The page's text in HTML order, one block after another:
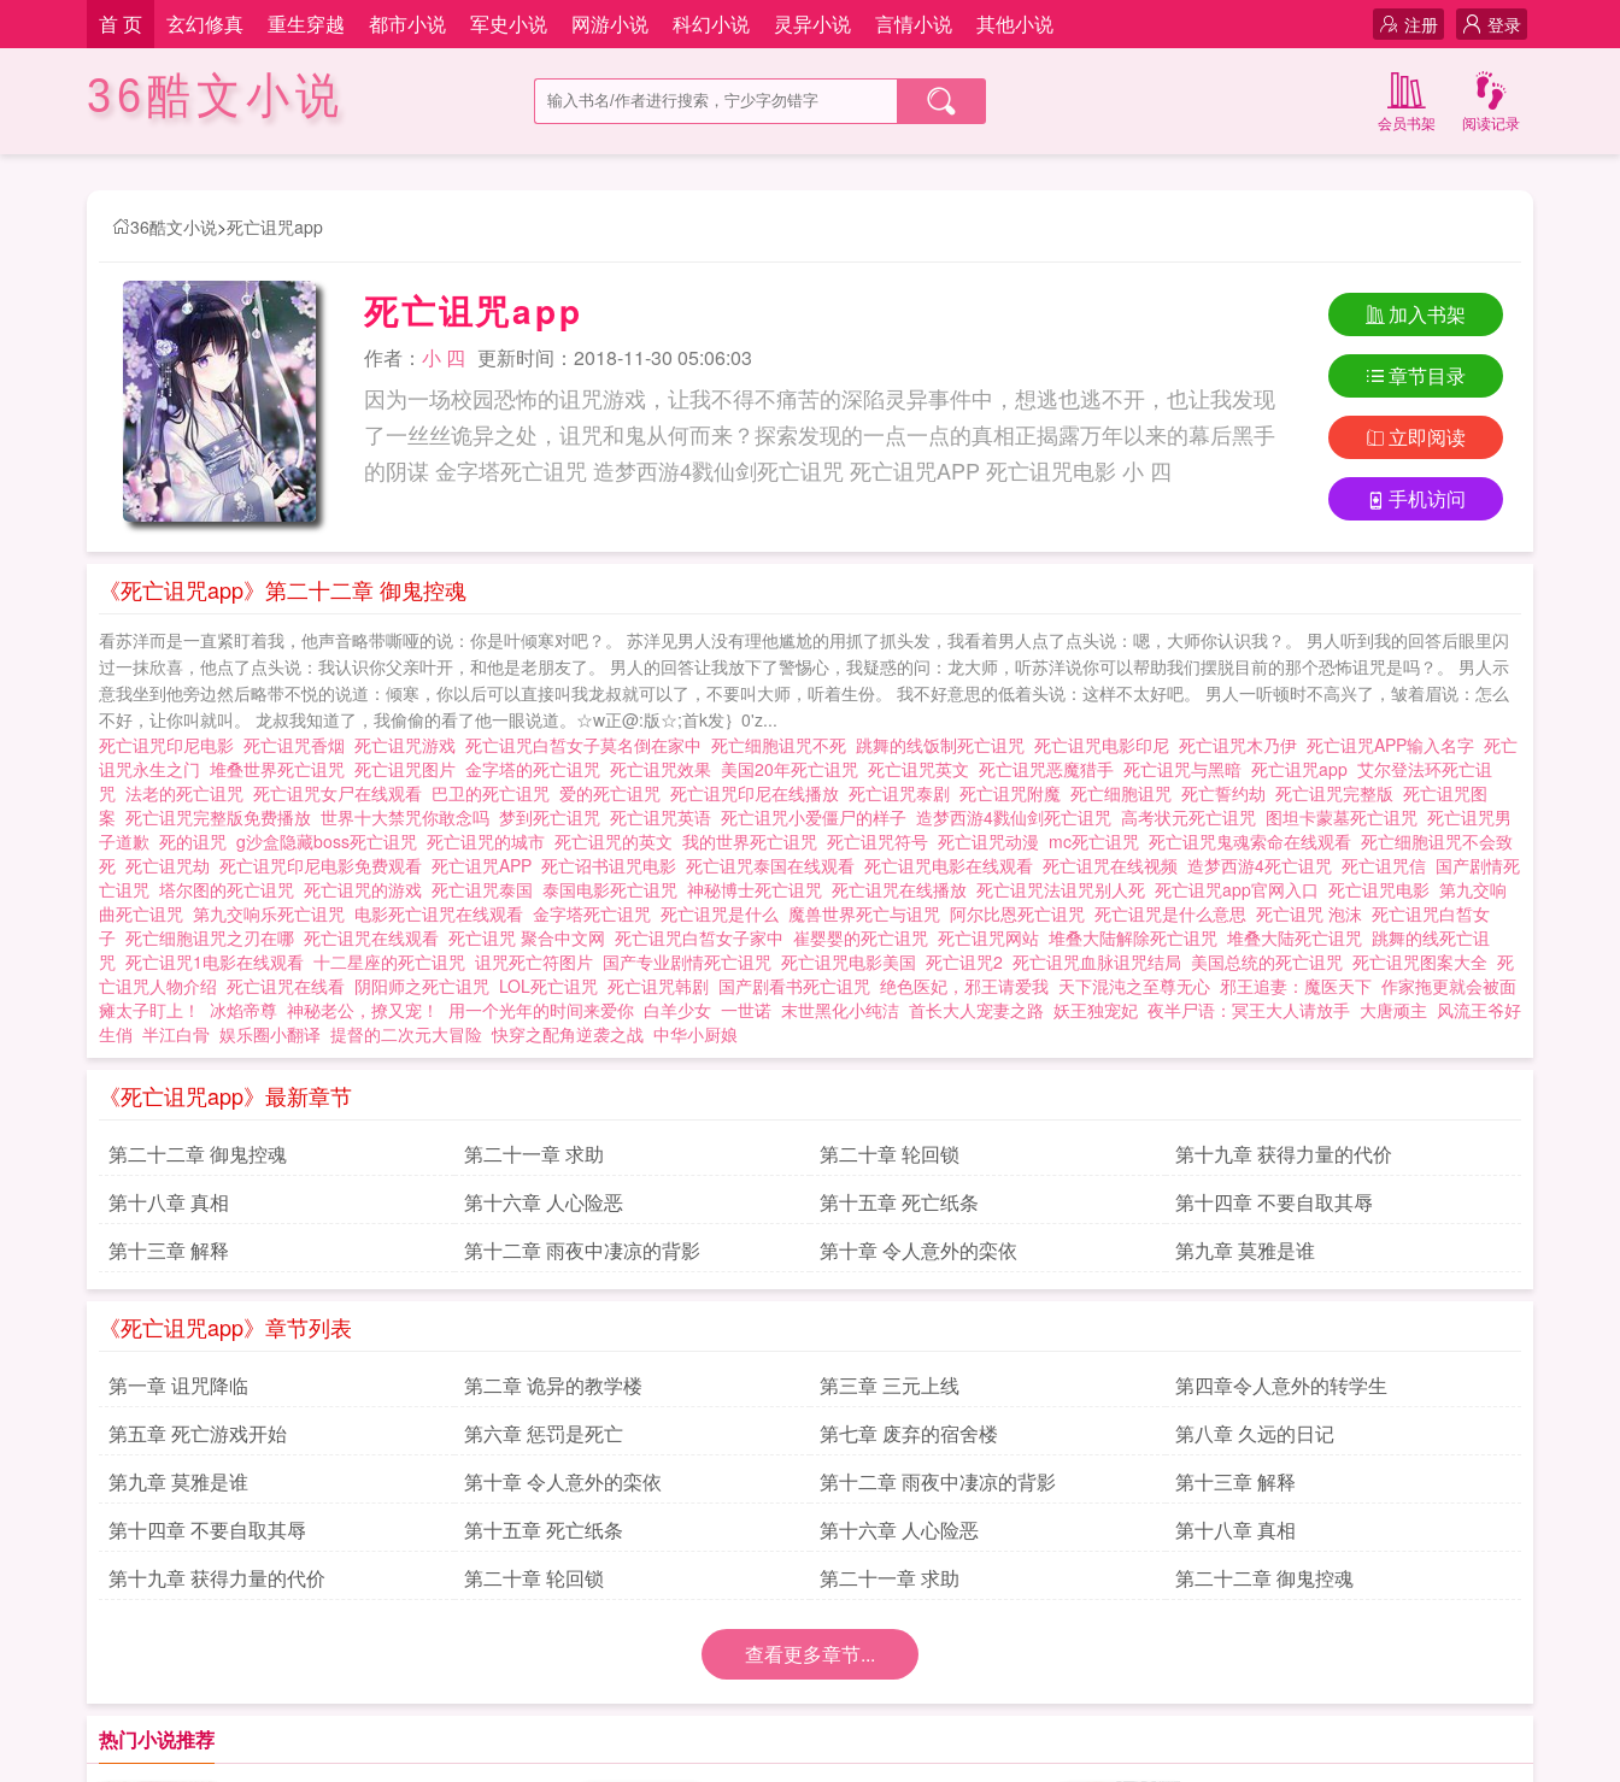
首 页 玄幻修真 重生穿越 都市小说 军史小说 网游小说 科幻小说 灵异小说 言情小说 其他小说 登录
注册
36酷文小说 阅读记录
会员书架
36酷文小说>死亡诅咒app
死亡诅咒app
作者： 小 四 更新时间：2018-11-30 05:06:03
因为一场校园恐怖的诅咒游戏，让我不得不痛苦的深陷灵异事件中，想逃也逃不开，也让我发现
了一丝丝诡异之处，诅咒和鬼从何而来？探索发现的一点一点的真相正揭露万年以来的幕后黑手
的阴谋 金字塔死亡诅咒 造梦西游4戮仙剑死亡诅咒 死亡诅咒APP 死亡诅咒电影 小 四
加入书架
章节目录
立即阅读
手机访问
《死亡诅咒app》第二十二章 御鬼控魂
看苏洋而是一直紧盯着我，他声音略带嘶哑的说：你是叶倾寒对吧？。 苏洋见男人没有理他尴尬的用抓了抓头发，我看着男人点了点头说：嗯，大师你认识我？。 男人听到我的回答后眼里闪
过一抹欣喜，他点了点头说：我认识你父亲叶开，和他是老朋友了。 男人的回答让我放下了警惕心，我疑惑的问：龙大师，听苏洋说你可以帮助我们摆脱目前的那个恐怖诅咒是吗？。 男人示
意我坐到他旁边然后略带不悦的说道：倾寒，你以后可以直接叫我龙叔就可以了，不要叫大师，听着生份。 我不好意思的低着头说：这样不太好吧。 男人一听顿时不高兴了，皱着眉说：怎么
不好，让你叫就叫。 龙叔我知道了，我偷偷的看了他一眼说道。☆w正@:版☆;首k发｝0'z...
死亡诅咒印尼电影 死亡诅咒香烟 死亡诅咒游戏 死亡诅咒白皙女子莫名倒在家中 死亡细胞诅咒不死 跳舞的线饭制死亡诅咒 死亡诅咒电影印尼 死亡诅咒木乃伊 死亡诅咒APP输入名字 死亡
诅咒永生之门 堆叠世界死亡诅咒 死亡诅咒图片 金字塔的死亡诅咒 死亡诅咒效果 美国20年死亡诅咒 死亡诅咒英文 死亡诅咒恶魔猎手 死亡诅咒与黑暗 死亡诅咒app 艾尔登法环死亡诅
咒 法老的死亡诅咒 死亡诅咒女尸在线观看 巴卫的死亡诅咒 爱的死亡诅咒 死亡诅咒印尼在线播放 死亡诅咒泰剧 死亡诅咒附魔 死亡细胞诅咒 死亡誓约劫 死亡诅咒完整版 死亡诅咒图
案 死亡诅咒完整版免费播放 世界十大禁咒你敢念吗 梦到死亡诅咒 死亡诅咒英语 死亡诅咒小爱僵尸的样子 造梦西游4戮仙剑死亡诅咒 高考状元死亡诅咒 图坦卡蒙墓死亡诅咒 死亡诅咒男
子道歉 死的诅咒 g沙盒隐藏boss死亡诅咒 死亡诅咒的城市 死亡诅咒的英文 我的世界死亡诅咒 死亡诅咒符号 死亡诅咒动漫 mc死亡诅咒 死亡诅咒鬼魂索命在线观看 死亡细胞诅咒不会致
死 死亡诅咒劫 死亡诅咒印尼电影免费观看 死亡诅咒APP 死亡诏书诅咒电影 死亡诅咒泰国在线观看 死亡诅咒电影在线观看 死亡诅咒在线视频 造梦西游4死亡诅咒 死亡诅咒信 国产剧情死
亡诅咒 塔尔图的死亡诅咒 死亡诅咒的游戏 死亡诅咒泰国 泰国电影死亡诅咒 神秘博士死亡诅咒 死亡诅咒在线播放 死亡诅咒法诅咒别人死 死亡诅咒app官网入口 死亡诅咒电影 第九交响
曲死亡诅咒 第九交响乐死亡诅咒 电影死亡诅咒在线观看 金字塔死亡诅咒 死亡诅咒是什么 魔兽世界死亡与诅咒 阿尔比恩死亡诅咒 死亡诅咒是什么意思 死亡诅咒 泡沫 死亡诅咒白皙女
子 死亡细胞诅咒之刃在哪 死亡诅咒在线观看 死亡诅咒 聚合中文网 死亡诅咒白皙女子家中 崔婴婴的死亡诅咒 死亡诅咒网站 堆叠大陆解除死亡诅咒 堆叠大陆死亡诅咒 跳舞的线死亡诅
咒 死亡诅咒1电影在线观看 十二星座的死亡诅咒 诅咒死亡符图片 国产专业剧情死亡诅咒 死亡诅咒电影美国 死亡诅咒2 死亡诅咒血脉诅咒结局 美国总统的死亡诅咒 死亡诅咒图案大全 死
亡诅咒人物介绍 死亡诅咒在线看 阴阳师之死亡诅咒 LOL死亡诅咒 死亡诅咒韩剧 国产剧看书死亡诅咒 绝色医妃，邪王请爱我 天下混沌之至尊无心 邪王追妻：魔医天下 作家拖更就会被面
瘫太子盯上！
冰焰帝尊 神秘老公，撩又宠！ 用一个光年的时间来爱你 白羊少女 一世诺 末世黑化小纯洁 首长大人宠妻之路 妖王独宠妃 夜半尸语：冥王大人请放手 大唐顽主 风流王爷好
生俏 半江白骨 娱乐圈小翻译 提督的二次元大冒险 快穿之配角逆袭之战 中华小厨娘
《死亡诅咒app》最新章节
第二十二章 御鬼控魂 第二十一章 求助 第二十章 轮回锁
第十九章 获得力量的代价
第十八章 真相
第十六章 人心险恶 第十五章 死亡纸条
第十四章 不要自取其辱
第十三章 解释
第十二章 雨夜中凄凉的背影 第十章 令人意外的栾依 第九章 莫雅是谁
《死亡诅咒app》章节列表
第一章 诅咒降临 第二章 诡异的教学楼 第三章 三元上线
第四章令人意外的转学生
第五章 死亡游戏开始
第六章 惩罚是死亡 第七章 废弃的宿舍楼
第八章 久远的日记
第九章 莫雅是谁
第十章 令人意外的栾依 第十二章 雨夜中凄凉的背影
第十三章 解释
第十四章 不要自取其辱
第十五章 死亡纸条 第十六章 人心险恶
第十八章 真相
第十九章 获得力量的代价
第二十章 轮回锁 第二十一章 求助 第二十二章 御鬼控魂
查看更多章节...
热门小说推荐